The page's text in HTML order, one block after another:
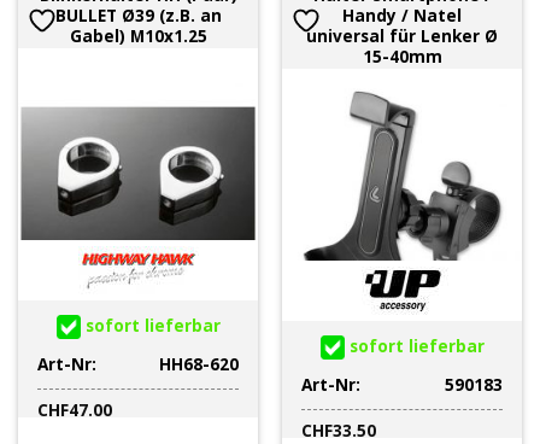
BULLET Ø39 (z.B. an
Gabel) M10x1.25
sofort lieferbar
Art-Nr:
HH68-620
CHF47.00
Handy / Natel
universal für Lenker Ø
15-40mm
sofort lieferbar
Art-Nr:
590183
CHF33.50